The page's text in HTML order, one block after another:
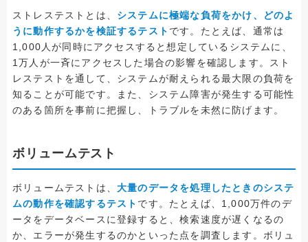
ストレステストとは、 システムに極端な負荷をかけ、どのよ
うに動作するかを検証するテスト です。たとえば、通常は
1,000人が同時にアクセスすると想定しているシステムに、
1万人が一斉にアクセスした場合の影響を確認します。スト
レステストを通して、システムが耐えられる最大限の負荷を
知ることが可能です。また、システム障害が発生する可能性
のある箇所を事前に把握し、トラブルを未然に防げます。
ボリュームテスト
ボリュームテストは、 大量のデータを処理したときのシステ
ムの動作を確認するテスト です。たとえば、1,000万件のデ
ータをデータベースに登録すると、検索速度が遅くなるの
か、エラーが発生するのかといった点を調査します。ボリュ